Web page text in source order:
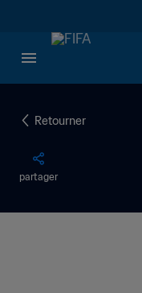
Retourner
partager